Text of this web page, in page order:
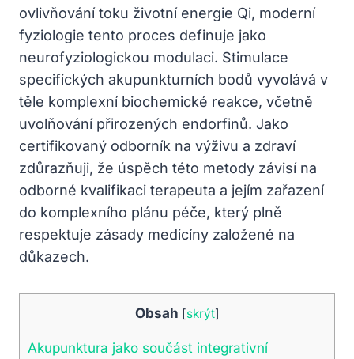
ovlivňování toku životní energie Qi, moderní
fyziologie tento proces definuje jako
neurofyziologickou modulaci. Stimulace
specifických akupunkturních bodů vyvolává v
těle komplexní biochemické reakce, včetně
uvolňování přirozených endorfinů. Jako
certifikovaný odborník na výživu a zdraví
zdůrazňuji, že úspěch této metody závisí na
odborné kvalifikaci terapeuta a jejím zařazení
do komplexního plánu péče, který plně
respektuje zásady medicíny založené na
důkazech.
Obsah [skrýt]
Akupunktura jako součást integrativní